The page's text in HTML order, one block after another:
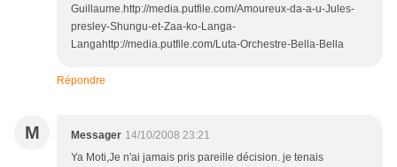
Guillaume.http://media.putfile.com/Amoureux-da-a-u-Jules-
presley-Shungu-et-Zaa-ko-Langa-
Langahttp://media.putfile.com/Luta-Orchestre-Bella-Bella
Répondre
M Messager 14/10/2008 23:21
Ya Moti,Je n'ai jamais pris pareille décision. je tenais